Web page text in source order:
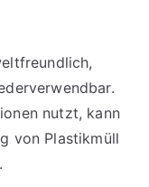
nutzt, kann
von Plastikmüll